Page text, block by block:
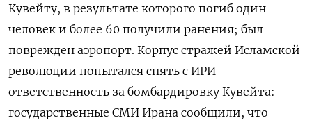
Кувейту, в результате которого погиб один
человек и более 60 получили ранения; был
поврежден ​аэропорт. Корпус стражей Исламской ​
революции попытался снять ‌с ИРИ
ответственность за бомбардировку Кувейта:
государственные СМИ Ирана сообщили, что